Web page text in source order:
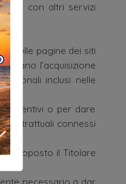
dati con altri servizi
sulle pagine dei siti
l’acquisizione
inclusi nelle
o per dare
contrattuali connessi
sottoposto il Titolare
necessario a dar